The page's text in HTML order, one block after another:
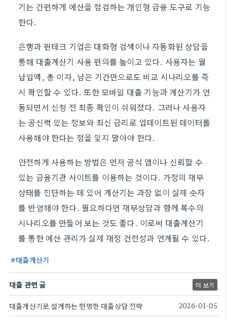
기는 간편하게 예산을 점검하는 개인형 금융 도구로 기능
한다.
은행과 핀테크 기업은 대화형 검색이나 자동화된 상담을
통해 대출계산기 사용 편의를 높이고 있다. 사용자는 월
납입액, 총 이자, 남은 기간만으로도 비교 시나리오를 즉
시 확인할 수 있다. 또한 모바일 대출 기능과 계산기가 연
동되면서 신청 전 최종 확인이 쉬워졌다. 그러나 사용자
는 공신력 있는 정보와 최신 금리로 업데이트된 데이터를
사용해야 한다는 점을 잊지 말아야 한다.
안전하게 사용하는 방법은 먼저 공식 앱이나 신뢰할 수
있는 금융기관 사이트를 이용하는 것이다. 가정의 재무
상태를 진단하는 데 있어 계산기는 과장 없이 실제 숫자
를 반영해야 한다. 필요하다면 재무상담과 함께 복수의
시나리오를 만들어 보는 것도 좋다. 이로써 대출계산기
를 통한 예산 관리가 실제 재정 건전성과 연계될 수 있다.
대출계산기
대출 관련 글 더 보기
대출계산기로 설계하는 현명한 대출상담 전략 2026-01-05